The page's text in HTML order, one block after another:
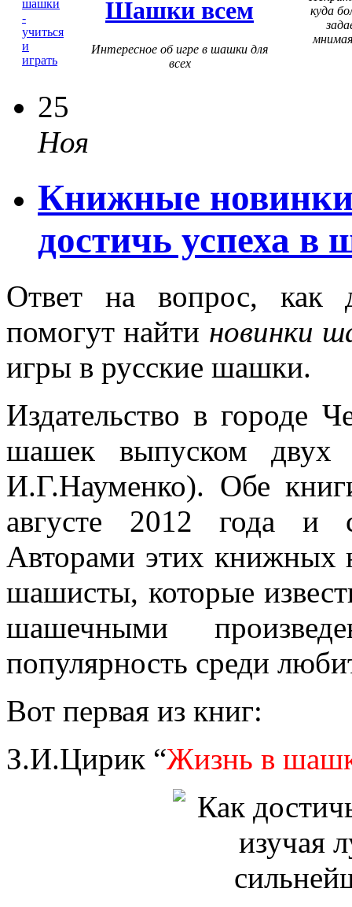
Шашки всем
Интересное об игре в шашки для
всех
куда
25
Ноя
Книжные новинки
достичь успеха в
Ответ на вопрос, как
помогут найти новинки
игры в русские шашки.
Издательство в городе
шашек выпуском двух
И.Г.Науменко). Обе
августе 2012 года и
Авторами этих книжных
шашисты, которые
шашечными
популярность среди
Вот первая из книг:
З.И.Цирик “Жизнь в